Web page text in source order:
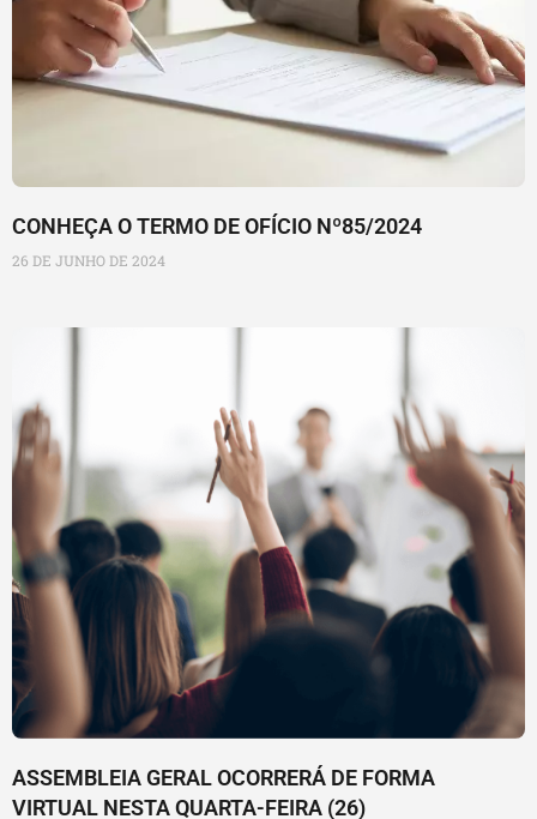
CONHEÇA O TERMO DE OFÍCIO Nº85/2024
26 DE JUNHO DE 2024
ASSEMBLEIA GERAL OCORRERÁ DE FORMA
VIRTUAL NESTA QUARTA-FEIRA (26)